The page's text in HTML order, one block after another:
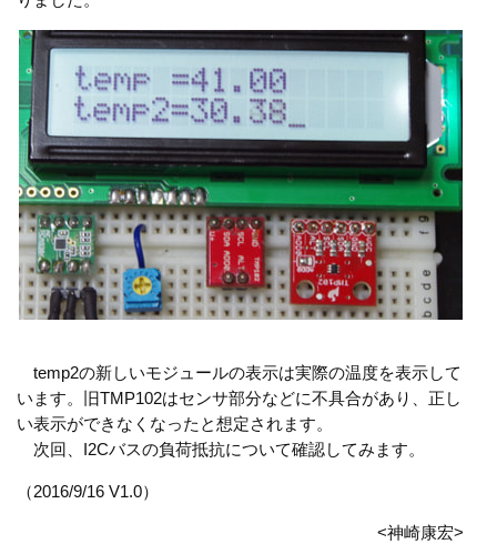
temp2の新しいモジュールの表示は実際の温度を表示して
います。旧TMP102はセンサ部分などに不具合があり、正し
い表示ができなくなったと想定されます。
次回、I2Cバスの負荷抵抗について確認してみます。
（2016/9/16 V1.0）
<神崎康宏>